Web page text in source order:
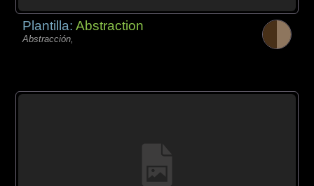
Plantilla:Abstraction
Abstracción,